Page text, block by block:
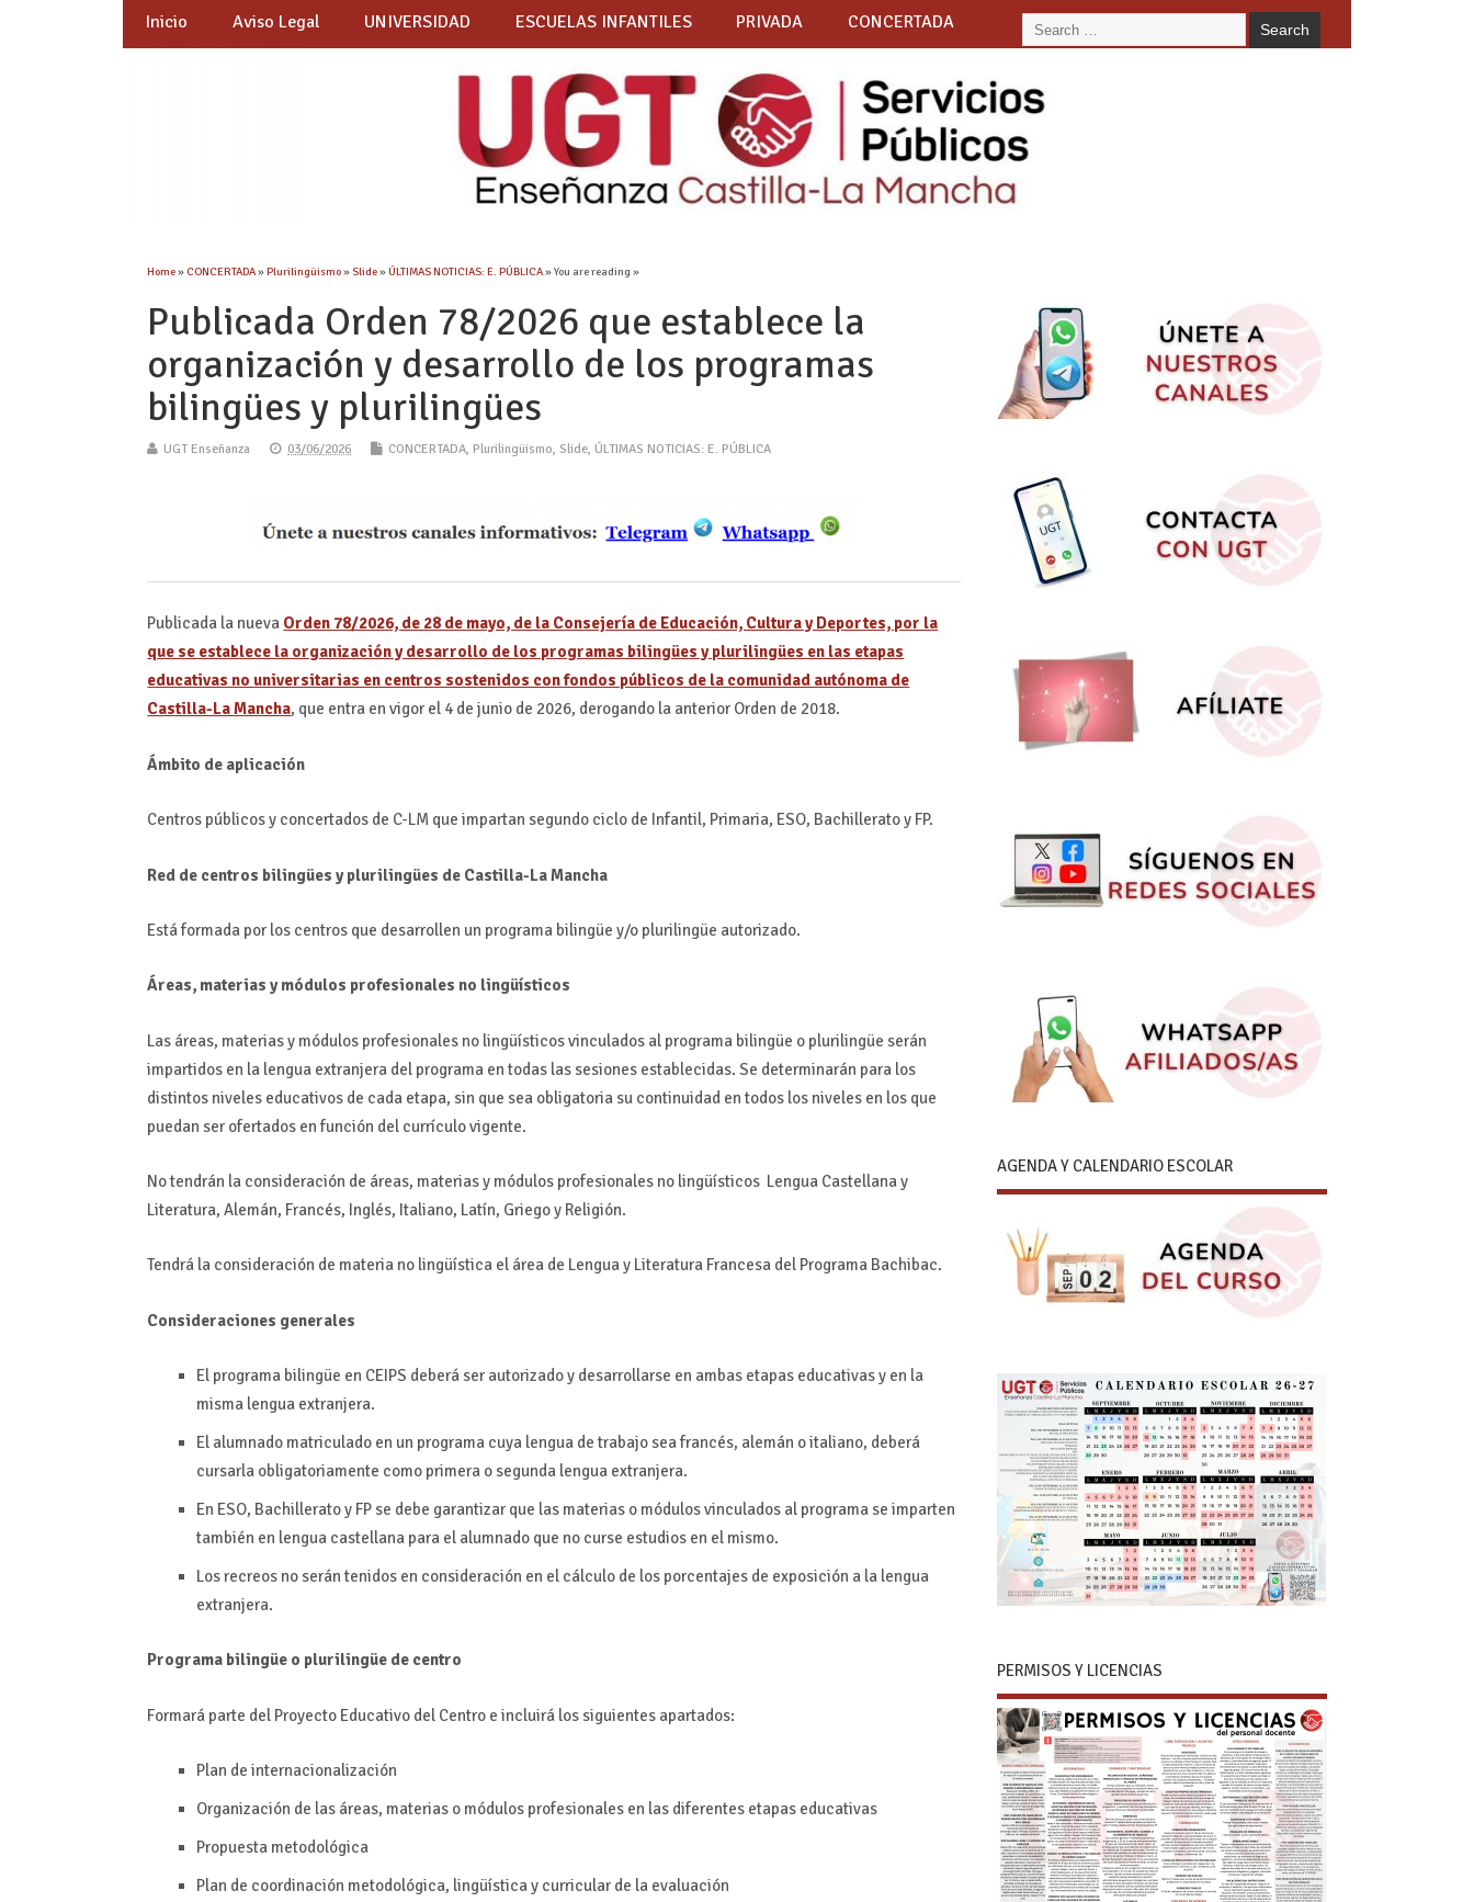
Inicio Aviso Legal UNIVERSIDAD ESCUELAS INFANTILES PRIVADA CONCERTADA
Home» CONCERTADA»Plurilingüismo»Slide»ÚLTIMAS NOTICIAS: E. PÚBLICA» You are reading »
Publicada Orden 78/2026 que establece la
organización y desarrollo de los programas
bilingües y plurilingües
UGT Enseñanza 03/06/2026 CONCERTADA, Plurilingüismo, Slide, ÚLTIMAS NOTICIAS: E. PÚBLICA
Publicada la nueva Orden 78/2026, de 28 de mayo, de la Consejería de Educación, Cultura y Deportes, por la
que se establece la organización y desarrollo de los programas bilingües y plurilingües en las etapas
educativas no universitarias en centros sostenidos con fondos públicos de la comunidad autónoma de
Castilla-La Mancha, que entra en vigor el 4 de junio de 2026, derogando la anterior Orden de 2018.
Ámbito de aplicación
Centros públicos y concertados de C-LM que impartan segundo ciclo de Infantil, Primaria, ESO, Bachillerato y FP.
Red de centros bilingües y plurilingües de Castilla-La Mancha
Está formada por los centros que desarrollen un programa bilingüe y/o plurilingüe autorizado.
Áreas, materias y módulos profesionales no lingüísticos
Las áreas, materias y módulos profesionales no lingüísticos vinculados al programa bilingüe o plurilingüe serán
impartidos en la lengua extranjera del programa en todas las sesiones establecidas. Se determinarán para los
distintos niveles educativos de cada etapa, sin que sea obligatoria su continuidad en todos los niveles en los que
puedan ser ofertados en función del currículo vigente.
No tendrán la consideración de áreas, materias y módulos profesionales no lingüísticos Lengua Castellana y
Literatura, Alemán, Francés, Inglés, Italiano, Latín, Griego y Religión.
Tendrá la consideración de materia no lingüística el área de Lengua y Literatura Francesa del Programa Bachibac.
Consideraciones generales
El programa bilingüe en CEIPS deberá ser autorizado y desarrollarse en ambas etapas educativas y en la
misma lengua extranjera.
El alumnado matriculado en un programa cuya lengua de trabajo sea francés, alemán o italiano, deberá
cursarla obligatoriamente como primera o segunda lengua extranjera.
En ESO, Bachillerato y FP se debe garantizar que las materias o módulos vinculados al programa se imparten
también en lengua castellana para el alumnado que no curse estudios en el mismo.
Los recreos no serán tenidos en consideración en el cálculo de los porcentajes de exposición a la lengua
extranjera.
Programa bilingüe o plurilingüe de centro
Formará parte del Proyecto Educativo del Centro e incluirá los siguientes apartados:
Plan de internacionalización
Organización de las áreas, materias o módulos profesionales en las diferentes etapas educativas
Propuesta metodológica
Plan de coordinación metodológica, lingüística y curricular de la evaluación
AGENDA Y CALENDARIO ESCOLAR
PERMISOS Y LICENCIAS